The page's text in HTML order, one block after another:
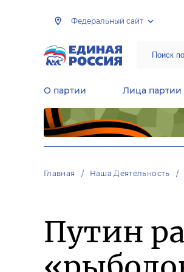
Федеральный сайт
О партии Лица партии
Главная Наша Деятельность
Путин